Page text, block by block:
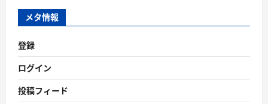
ブ
メタ情報
登録
ログイン
投稿フィード